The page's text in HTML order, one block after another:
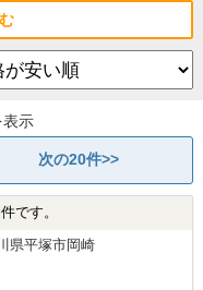
表示
次の20件>>
です。
県平塚市岡崎